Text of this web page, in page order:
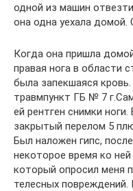
одной из машин
она одна уехала
Когда она пришла
правая нога в области
была запекшаяся
травмпункт ГБ № 7
ей рентген снимки
закрытый перелом 5
Был наложен гипс,
некоторое время ко
который опросил меня
телесных